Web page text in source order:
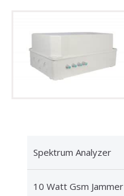
Spektrum Analyzer
10 Watt Gsm Jammer